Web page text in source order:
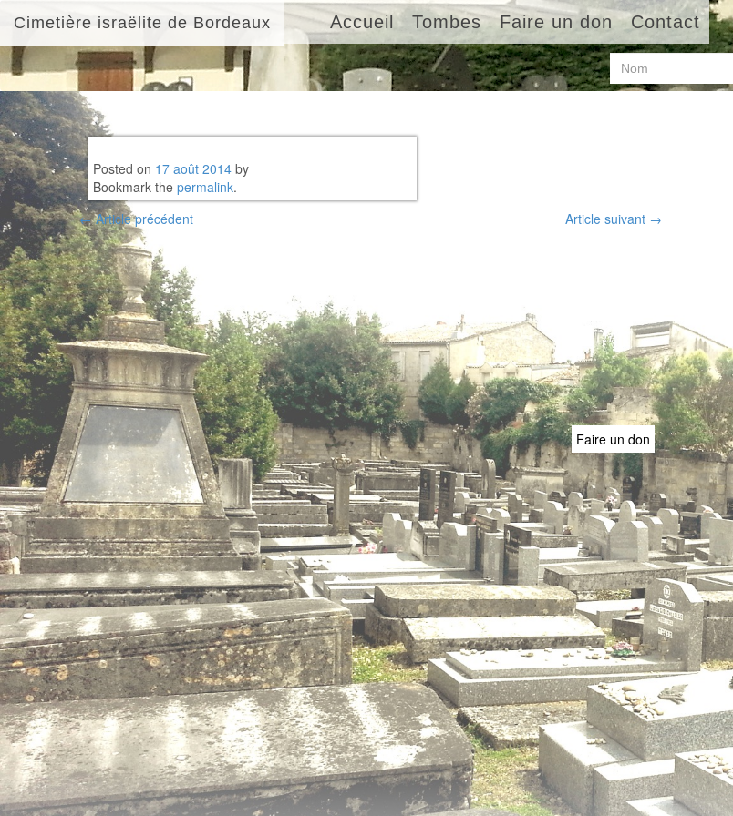
Cimetière israëlite de Bordeaux Accueil Tombes Faire un don Contact
Posted on 17 août 2014 by
Bookmark the permalink.
Post
navigation
←Article précédent Article suivant →
Faire un don